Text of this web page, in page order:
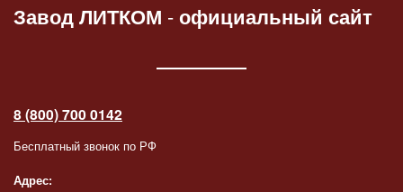
Завод ЛИТКОМ -официальный сайт
8 (800) 700 0142
Бесплатный звонок по РФ
Адрес: